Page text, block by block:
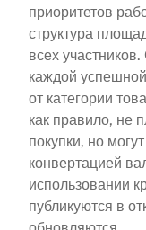
приоритетов
структура
всех
каждой
от категории
как правило, не
покупки, но
конвертацией
использовании
публикуются в